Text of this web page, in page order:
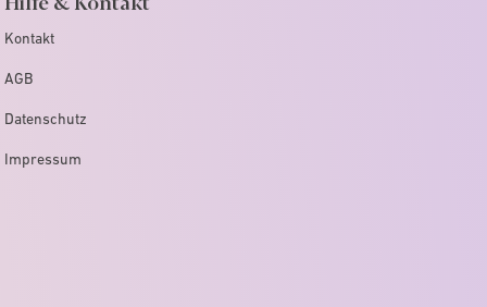
Kontakt
AGB
Datenschutz
Impressum